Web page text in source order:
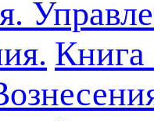
Книга